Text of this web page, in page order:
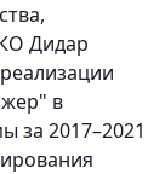
Дидар
в
за 2017–2021